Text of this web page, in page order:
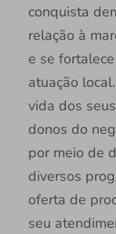
conquista
relação à
e se
atuação
vida dos
donos do
por meio de
diversos
oferta de
seu